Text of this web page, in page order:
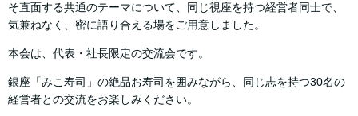
そ直面する共通のテーマについて、同じ視座を持つ経営者同士で、
気兼ねなく、密に語り合える場をご用意しました。
本会は、代表・社長限定の交流会です。
銀座「みこ寿司」の絶品お寿司を囲みながら、同じ志を持つ30名の
経営者との交流をお楽しみください。